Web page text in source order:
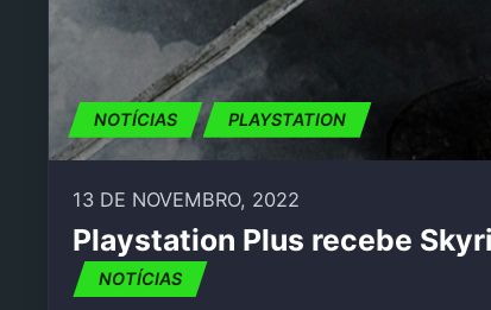
NOTÍCIAS PLAYSTATION
13 DE NOVEMBRO, 2022
Playstation Plus recebe
NOTÍCIAS